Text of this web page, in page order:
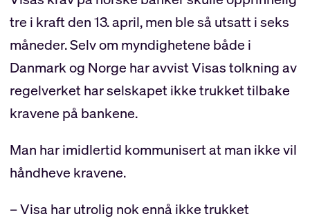
tre i kraft den 13. april, men ble så utsatt i seks
måneder. Selv om myndighetene både i
Danmark og Norge har avvist Visas tolkning av
regelverket har selskapet ikke trukket tilbake
kravene på bankene.
Man har imidlertid kommunisert at man ikke vil
håndheve kravene.
– Visa har utrolig nok ennå ikke trukket